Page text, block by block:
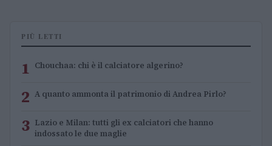
PIÙ LETTI
1 Chouchaa: chi è il calciatore algerino?
2 A quanto ammonta il patrimonio di Andrea Pirlo?
3 Lazio e Milan: tutti gli ex calciatori che hanno
indossato le due maglie